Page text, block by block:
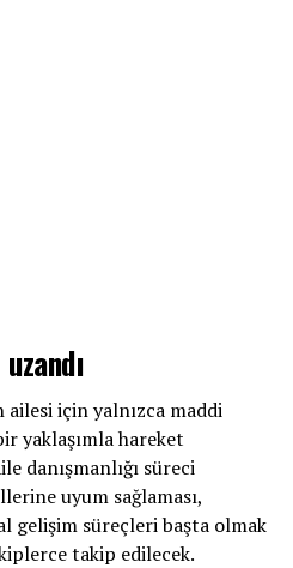
için yalnızca maddi
yaklaşımla hareket
danışmanlığı süreci
uyum sağlaması,
gelişim süreçleri başta olmak
takip edilecek.